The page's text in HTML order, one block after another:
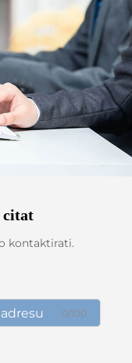
citat
kontaktirati.
0/100